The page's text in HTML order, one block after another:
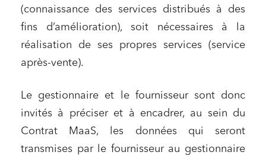
(connaissance des services distribués à des
fins d’amélioration), soit nécessaires à la
réalisation de ses propres services (service
après-vente).
Le gestionnaire et le fournisseur sont donc
invités à préciser et à encadrer, au sein du
Contrat MaaS, les données qui seront
transmises par le fournisseur au gestionnaire
Droit des sociétés et Fusions-Acquisitions
J'ai lu et j'accepte la politique de confidentialité